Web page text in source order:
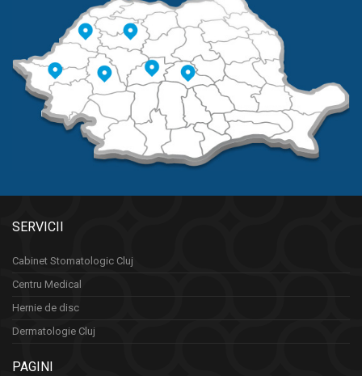
SERVICII
Cabinet Stomatologic Cluj
Centru Medical
Hernie de disc
Dermatologie Cluj
PAGINI